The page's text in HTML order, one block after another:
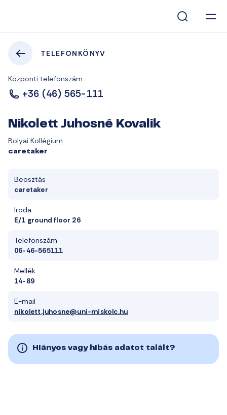
TELEFONKÖNYV
Központi telefonszám
+36 (46) 565-111
Nikolett Juhosné Kovalik
Bolyai Kollégium
caretaker
Beosztás
caretaker
Iroda
E/1 ground floor 26
Telefonszám
06-46-565111
Mellék
14-89
E-mail
nikolett.juhosne@uni-miskolc.hu
Hiányos vagy hibás adatot talált?